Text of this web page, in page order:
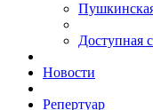
Доступная
Новости
Репертуар